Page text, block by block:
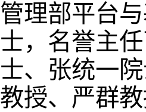
管理部平台
士，名誉主
士、张统一
教授、严群